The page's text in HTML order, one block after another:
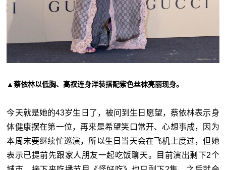
▲蔡依林以低胸、高衩连身洋装搭配紫色丝袜亮丽现身。
今天就是她的43岁生日了，被问到生日愿望，蔡依林表示身
体健康摆在第一位，再来是希望笑口常开、心想事成，因为
本周末要继续忙巡演，所以生日当天会在飞机上度过，但她
表示已提前先跟家人朋友一起吃饭聊天。目前演出剩下2个